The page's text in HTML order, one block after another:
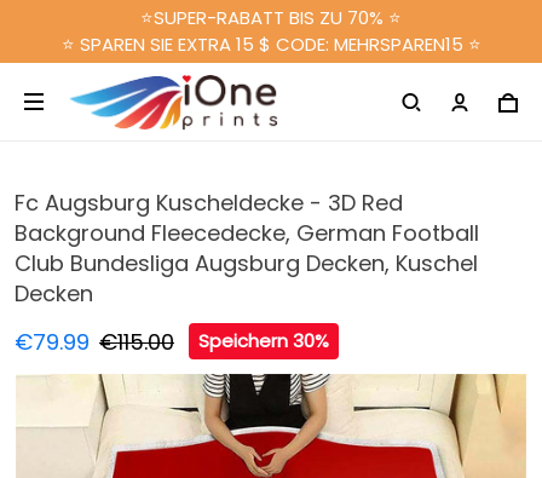
⭐SUPER-RABATT BIS ZU 70% ⭐
⭐ SPAREN SIE EXTRA 15 $ CODE: MEHRSPAREN15 ⭐
Fc Augsburg Kuscheldecke - 3D Red
Background Fleecedecke, German Football
Club Bundesliga Augsburg Decken, Kuschel
Decken
€79.99 €115.00 Speichern 30%